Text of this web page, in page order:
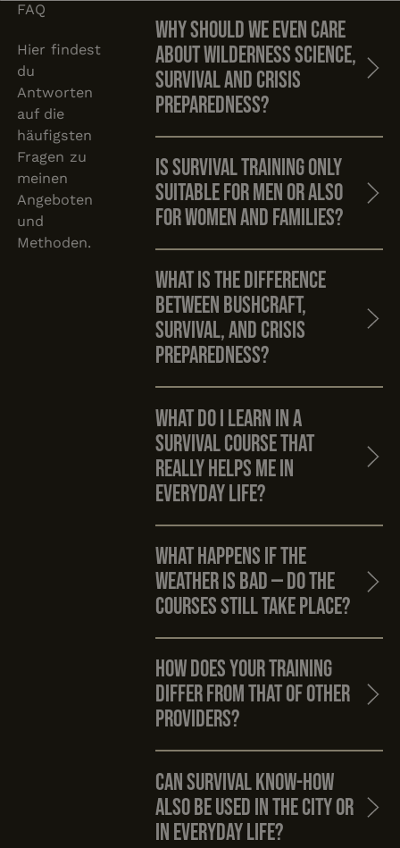
FAQ
Hier findest
du
Antworten
auf die
häufigsten
Fragen zu
meinen
Angeboten
und
Methoden.
Why should we even care
about wilderness science,
survival and crisis
preparedness?
Is survival training only
suitable for men or also
for women and families?
What is the difference
between Bushcraft,
Survival, and Crisis
Preparedness?
What do I learn in a
survival course that
really helps me in
everyday life?
What happens if the
weather is bad — do the
courses still take place?
How does your training
differ from that of other
providers?
Can survival know-how
also be used in the city or
in everyday life?